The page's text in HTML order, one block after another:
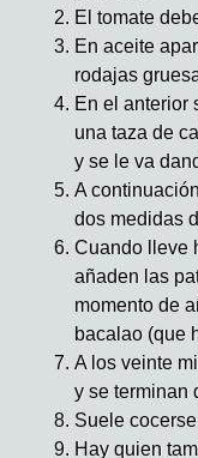
El tomate
En aceite
rodajas
En el anterior
una taza de
y se le va
A
dos medidas
Cuando lleve
añaden las
momento de
bacalao (que
A los veinte
y se terminan
Suele
Hay quien